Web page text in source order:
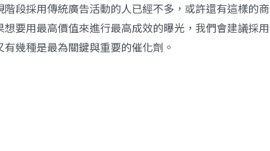
段採用傳統廣告活動的人已經不多，或許還有這樣的商
要用最高價值來進行最高成效的曝光，我們會建議採用
幾種是最為關鍵與重要的催化劑。